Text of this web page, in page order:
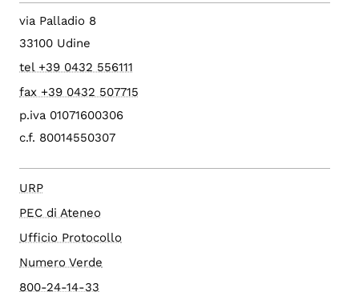
via Palladio 8
33100 Udine
tel +39 0432 556111
fax +39 0432 507715
p.iva 01071600306
c.f. 80014550307
URP
PEC di Ateneo
Ufficio Protocollo
Numero Verde
800-24-14-33